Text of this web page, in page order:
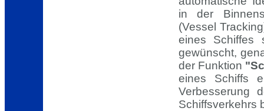
in der
(Vessel
eines Schiffes
gewünscht,
der Funktion
eines Schiffs
Verbesserung
Schiffsverkehrs